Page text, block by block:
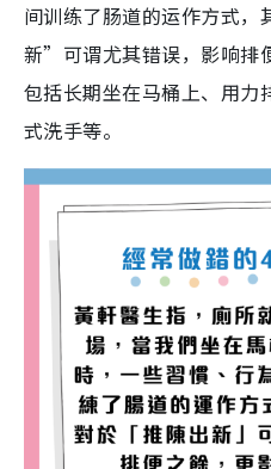
间训练了肠道的运作方式
新”可谓尤其错误，影响排
包括长期坐在马桶上、用力
式洗手等。